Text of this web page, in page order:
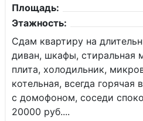
Площадь:
Этажность:
Сдам квартиру на
диван, шкафы, стиральная
плита, холодильник,
котельная, всегда
с домофоном, соседи
20000 руб....